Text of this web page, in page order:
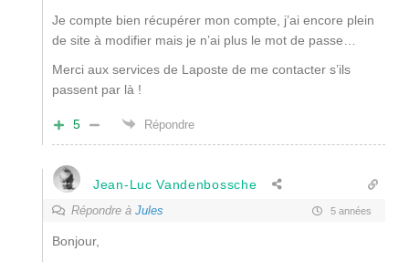
Je compte bien récupérer mon compte, j’ai encore plein
de site à modifier mais je n’ai plus le mot de passe…
Merci aux services de Laposte de me contacter s’ils
passent par là !
5 Répondre
Jean-Luc Vandenbossche
Répondre à Jules 5 années
Bonjour,